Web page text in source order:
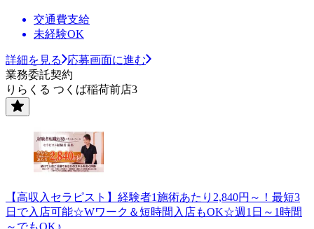
交通費支給
未経験OK
詳細を見る
応募画面に進む
業務委託契約
りらくる つくば稲荷前店3
【高収入セラピスト】経験者1施術あたり2,840円～！最短3
日で入店可能☆Wワーク＆短時間入店もOK☆週1日～1時間
～でもOK♪